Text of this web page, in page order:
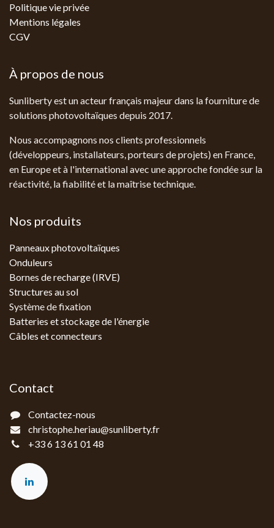
Politique vie privée
Mentions légales
CGV
À propos de nous
Sunliberty est un acteur français majeur dans la fourniture de
solutions photovoltaïques depuis 2017.
Nous accompagnons nos clients professionnels
(développeurs, installateurs, porteurs de projets) en France,
en Europe et à l'international avec une approche fondée sur la
réactivité, la fiabilité et la maîtrise technique.
Nos produits
Panneaux photovoltaïques
Onduleurs
Bornes de recharge (IRVE)
Structures au sol
Système de fixation
Batteries et stockage de l'énergie
Câbles et connecteurs
Contact
Contactez-nous
christophe.heriau@sunliberty.fr
+33 6 13 61 01 48‬